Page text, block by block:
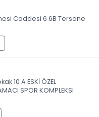
Caddesi 6 6B Tersane
10 A ESKİ ÖZEL
SPOR KOMPLEKSI